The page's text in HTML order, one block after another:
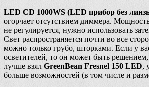
LED CD 1000WS (LED прибор без
огорчает отсутствием диммера.
не регулируется, нужно использовать
Свет распространяется почти во все
можно только грубо, шторками. Если у
осветителей, то он может быть
лучше взял GreenBean Fresnel 150 LED,
больше возможностей (в том числе и